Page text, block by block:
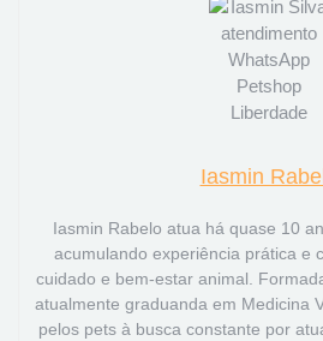
Iasmin
Iasmin Rabelo atua há quase 10
acumulando experiência prática e
cuidado e bem-estar animal.
atualmente graduanda em Medicina
pelos pets à busca constante por